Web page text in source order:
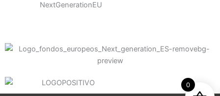
NextGenerationEU
0